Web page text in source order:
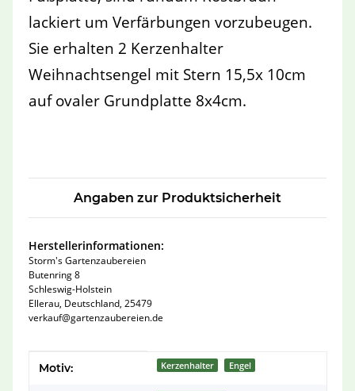
lackiert um Verfärbungen vorzubeugen.
Sie erhalten 2 Kerzenhalter
Weihnachtsengel mit Stern 15,5x 10cm
auf ovaler Grundplatte 8x4cm.
Angaben zur Produktsicherheit
Herstellerinformationen:
Storm's Gartenzaubereien
Butenring 8
Schleswig-Holstein
Ellerau, Deutschland, 25479
verkauf@gartenzaubereien.de
Produkteigenschaft
Wert
Motiv: Kerzenhalter Engel